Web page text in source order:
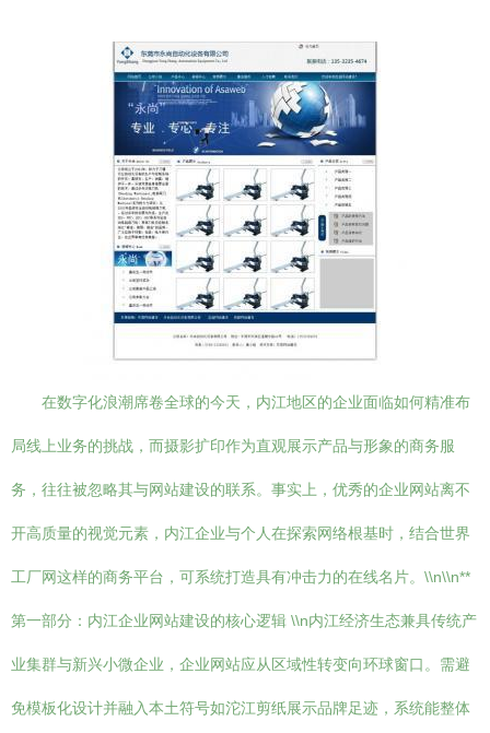
在数字化浪潮席卷全球的今天，内江地区的企业面临如何精准布
局线上业务的挑战，而摄影扩印作为直观展示产品与形象的商务服
务，往往被忽略其与网站建设的联系。事实上，优秀的企业网站离不
开高质量的视觉元素，内江企业与个人在探索网络根基时，结合世界
工厂网这样的商务平台，可系统打造具有冲击力的在线名片。\\n\\n**
第一部分：内江企业网站建设的核心逻辑 \\n内江经济生态兼具传统产
业集群与新兴小微企业，企业网站应从区域性转变向环球窗口。需避
免模板化设计并融入本土符号如沱江剪纸展示品牌足迹，系统能整体